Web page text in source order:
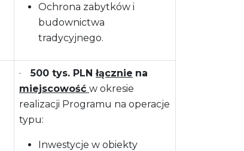
Ochrona zabytków i
budownictwa
tradycyjnego.
·500 tys. PLNłącznie na
miejscowość w okresie
realizacji Programu na operacje
typu:
Inwestycje w obiekty